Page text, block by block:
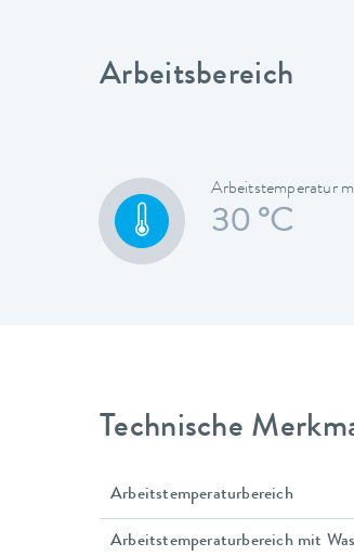
Arbeitsbereich
Arbeitstemperatur
30 °C
Technische
Arbeitstemperaturbereich
Arbeitstemperaturbereich mit